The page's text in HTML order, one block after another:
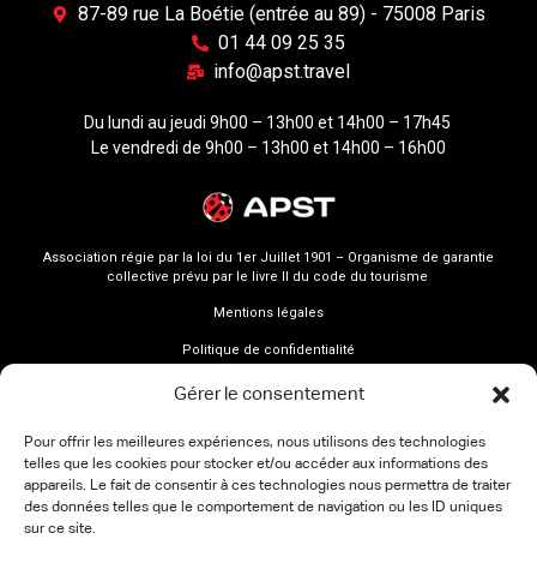
Gérer le consentement
Pour offrir les meilleures expériences, nous utilisons des technologies
telles que les cookies pour stocker et/ou accéder aux informations des
appareils. Le fait de consentir à ces technologies nous permettra de traiter
des données telles que le comportement de navigation ou les ID uniques
sur ce site.
87-89 rue La Boétie (entrée au 89) - 75008 Paris
01 44 09 25 35
info@apst.travel
Du lundi au jeudi 9h00 – 13h00 et 14h00 – 17h45
Le vendredi de 9h00 – 13h00 et 14h00 – 16h00
Association régie par la loi du 1er Juillet 1901 – Organisme de garantie
collective prévu par le livre II du code du tourisme
Mentions légales
Politique de confidentialité